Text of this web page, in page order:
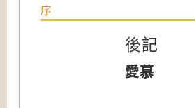
序
後記
愛慕